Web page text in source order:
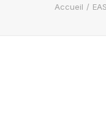
Accueil